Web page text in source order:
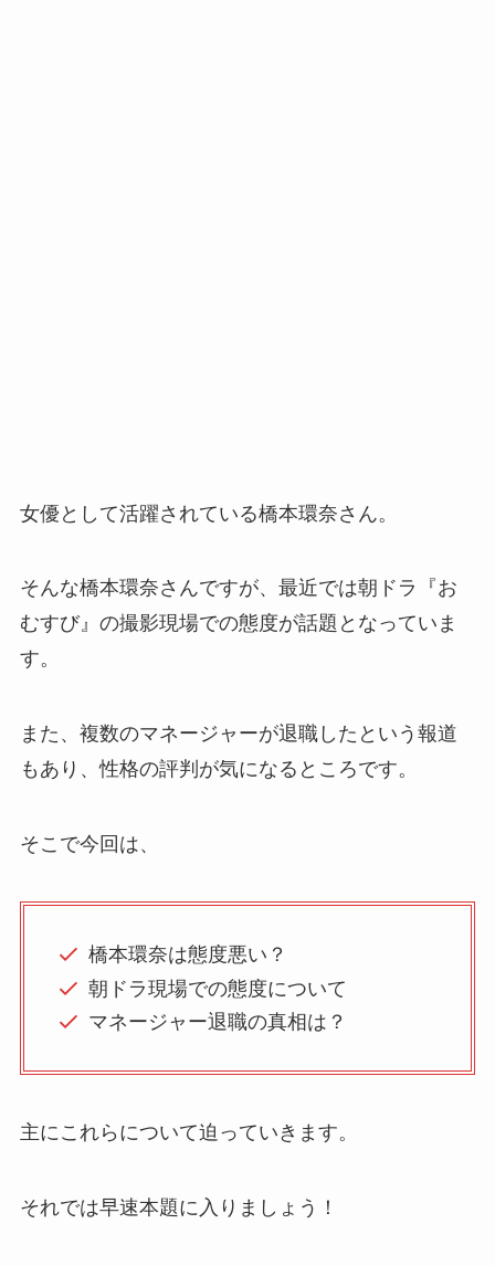
女優として活躍されている橋本環奈さん。
そんな橋本環奈さんですが、最近では朝ドラ『お
むすび』の撮影現場での態度が話題となっていま
す。
また、複数のマネージャーが退職したという報道
もあり、性格の評判が気になるところです。
そこで今回は、
橋本環奈は態度悪い？
朝ドラ現場での態度について
マネージャー退職の真相は？
主にこれらについて迫っていきます。
それでは早速本題に入りましょう！